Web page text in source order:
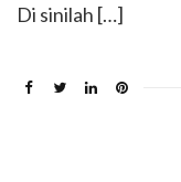
Di sinilah […]